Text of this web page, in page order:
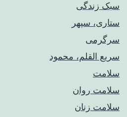
سبک زندگی
ستاری، سپهر
سرگرمی
سریع القلم، محمود
سلامت
سلامت روان
سلامت زنان